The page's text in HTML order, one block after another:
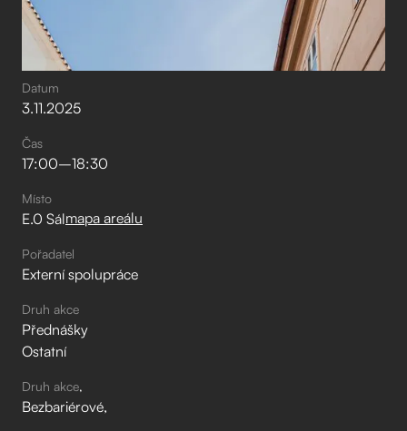
Datum
3.11.2025
Čas
17:00–⁠18:30
Místo
E.0 Sálmapa areálu
Pořadatel
Externí spolupráce
Druh akce
Přednášky
Ostatní
Druh akce
Bezbariérové